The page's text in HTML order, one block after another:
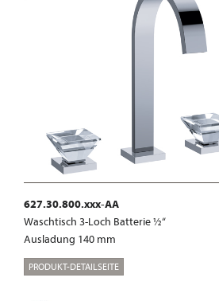
627.30.800.xxx-AA
Waschtisch 3-Loch Batterie ½“
Ausladung 140 mm
PRODUKT-DETAILSEITE